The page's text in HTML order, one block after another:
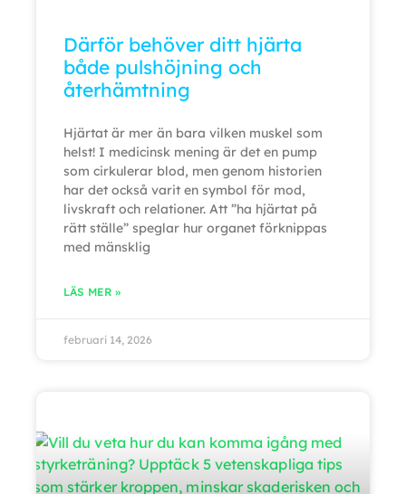
Därför behöver ditt hjärta
både pulshöjning och
återhämtning
Hjärtat är mer än bara vilken muskel som
helst! I medicinsk mening är det en pump
som cirkulerar blod, men genom historien
har det också varit en symbol för mod,
livskraft och relationer. Att ”ha hjärtat på
rätt ställe” speglar hur organet förknippas
med mänsklig
LÄS MER »
februari 14, 2026